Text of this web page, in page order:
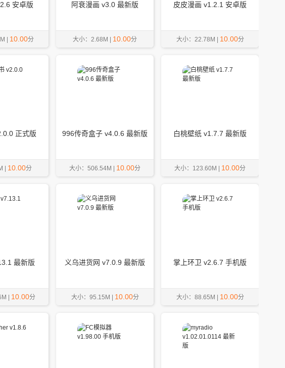
安卓版
| 10.00分
阿衰漫画 v3.0 最新版
大小：2.68M | 10.00分
皮皮漫画 v1.2.1 安卓版
大小：22.78M | 10.00分
正式版
| 10.00分
996传奇盒子 v4.0.6 最新版
大小：506.54M | 10.00分
白桃壁纸 v1.7.7 最新版
大小：123.60M | 10.00分
最新版
| 10.00分
义乌进货网 v7.0.9 最新版
大小：95.15M | 10.00分
掌上环卫 v2.6.7 手机版
大小：88.65M | 10.00分